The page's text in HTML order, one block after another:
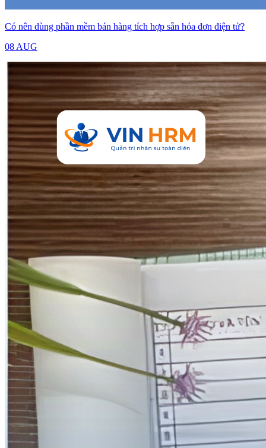
Có nên dùng phần mềm bán hàng tích hợp sẵn hóa đơn điện tử?
08 AUG